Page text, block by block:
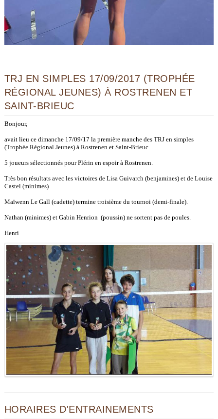
TRJ EN SIMPLES 17/09/2017 (TROPHÉE
RÉGIONAL JEUNES) À ROSTRENEN ET
SAINT-BRIEUC
Bonjour,
avait lieu ce dimanche 17/09/17 la première manche des TRJ en simples
(Trophée Régional Jeunes) à Rostrenen et Saint-Brieuc.
5 joueurs sélectionnés pour Plérin en espoir à Rostrenen.
Très bon résultats avec les victoires de Lisa Guivarch (benjamines) et de Louise
Castel (minimes)
Maïwenn Le Gall (cadette) termine troisième du tournoi (demi-finale).
Nathan (minimes) et Gabin Henrion (poussin) ne sortent pas de poules.
Henri
HORAIRES D'ENTRAINEMENTS